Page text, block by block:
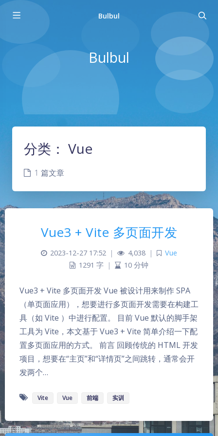
Bulbul
Bulbul
夜间模式
关闭 日落 暗化 灰度
分类： Vue
1 篇文章
Vue3 + Vite 多页面开发
2023-12-27 17:52 | 4,038 |
Vue
1291 字 | 10 分钟
Vue3 + Vite 多页面开发 Vue 被设计用来制作 SPA
（单页面应用），想要进行多页面开发需要在构建工
具（如 Vite ）中进行配置。 目前 Vue 默认的脚手架
工具为 Vite，本文基于 Vue3 + Vite 简单介绍一下配
置多页面应用的方式。 前言 回顾传统的 HTML 开发
项目，想要在“主页”和“详情页”之间跳转，通常会开
发两个…
Vite Vue 前端 实训